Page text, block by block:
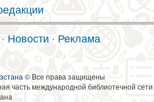
· Новости · Реклама
© Все права защищены
часть международной библиотечной